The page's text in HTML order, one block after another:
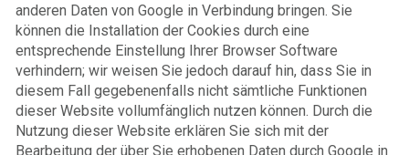
anderen Daten von Google in Verbindung bringen. Sie
können die Installation der Cookies durch eine
entsprechende Einstellung Ihrer Browser Software
verhindern; wir weisen Sie jedoch darauf hin, dass Sie in
diesem Fall gegebenenfalls nicht sämtliche Funktionen
dieser Website vollumfänglich nutzen können. Durch die
Nutzung dieser Website erklären Sie sich mit der
Bearbeitung der über Sie erhobenen Daten durch Google in